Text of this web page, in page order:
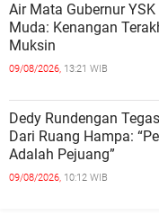
Air Mata Gubernur
Muda: Kenangan
Muksin
09/08/2026, 13:21 WIB
Dedy Rundengan
Dari Ruang Hampa:
Adalah Pejuang”
09/08/2026, 10:12 WIB